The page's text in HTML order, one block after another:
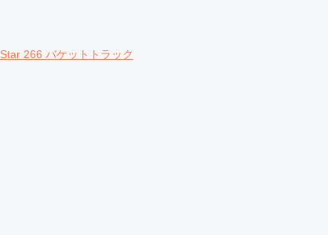
Star 266 バケットトラック